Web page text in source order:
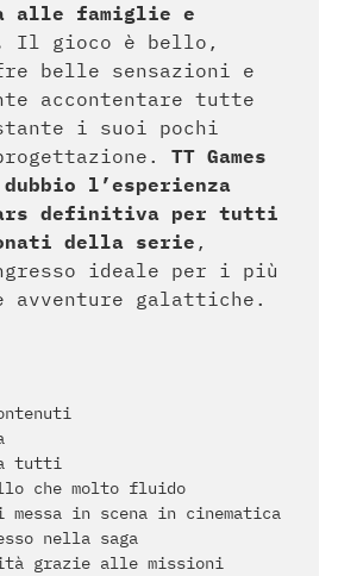
alle famiglie e
Il gioco è bello,
belle sensazioni e
accontentare tutte
i suoi pochi
TT Games
l’esperienza
definitiva per tutti
della serie ,
ideale per i più
galattiche.
a tutti
che molto fluido
in scena in cinematica
nella saga
grazie alle missioni